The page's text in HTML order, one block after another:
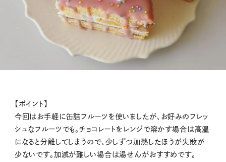
【ポイント】
今回はお手軽に缶詰フルーツを使いましたが、お好みのフレッ
シュなフルーツでも。チョコレートをレンジで溶かす場合は高温
になると分離してしまうので、少しずつ加熱したほうが失敗が
少ないです。加減が難しい場合は湯せんがおすすめです。